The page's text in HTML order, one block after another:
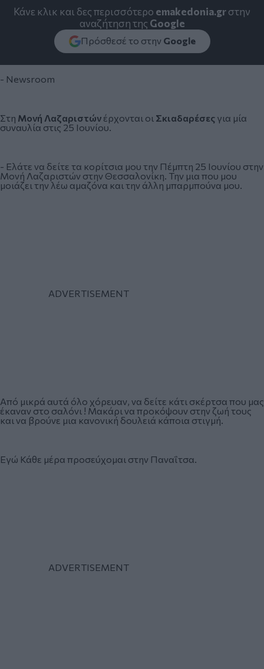
Κάνε κλικ και δες περισσότερο emakedonia.grστην
αναζήτηση της Google
Πρόσθεσέ το στην Google
- Newsroom
Στη Μονή Λαζαριστών έρχονται οι Σκιαδαρέσες για μία
συναυλίαστις 25 Ιουνίου.
- Ελάτε να δείτε τα κορίτσια μου την Πέμπτη 25 Ιουνίου στην
Μονή Λαζαριστών στην Θεσσαλονίκη. Την μια που μου
μοιάζει την λέω αμαζόνα και την άλλη μπαρμπούνα μου.
Από μικρά αυτά όλο χόρευαν, να δείτε κάτι σκέρτσα που μας
έκαναν στο σαλόνι ! Μακάρι να προκόψουν στην ζωή τους
και να βρούνε μια κανονική δουλειά κάποια στιγμή.
Εγώ Κάθε μέρα προσεύχομαι στην Παναΐτσα.